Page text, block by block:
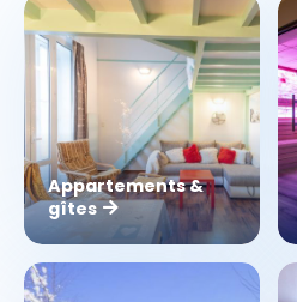
Appartements &
gîtes